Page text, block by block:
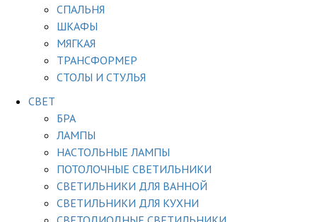
СПАЛЬНЯ
ШКАФЫ
МЯГКАЯ
ТРАНСФОРМЕР
СТОЛЫ И СТУЛЬЯ
СВЕТ
БРА
ЛАМПЫ
НАСТОЛЬНЫЕ ЛАМПЫ
ПОТОЛОЧНЫЕ СВЕТИЛЬНИКИ
СВЕТИЛЬНИКИ ДЛЯ ВАННОЙ
СВЕТИЛЬНИКИ ДЛЯ КУХНИ